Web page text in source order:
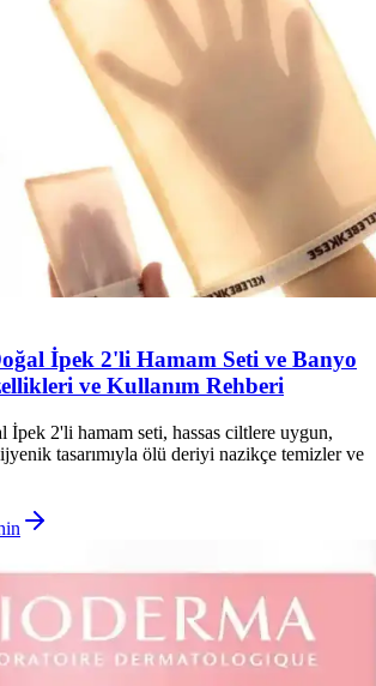
İpek 2'li Hamam Seti ve Banyo
ve Kullanım Rehberi
İpek 2'li hamam seti, hassas ciltlere uygun,
tasarımıyla ölü deriyi nazikçe temizler ve